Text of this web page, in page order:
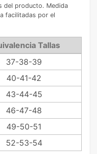
del producto. Medida
facilitadas por el
Tallas
37-38-39
40-41-42
43-44-45
46-47-48
49-50-51
52-53-54